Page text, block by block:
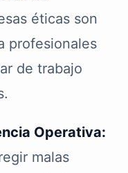
éticas son
profesionales
de trabajo
Operativa:
malas